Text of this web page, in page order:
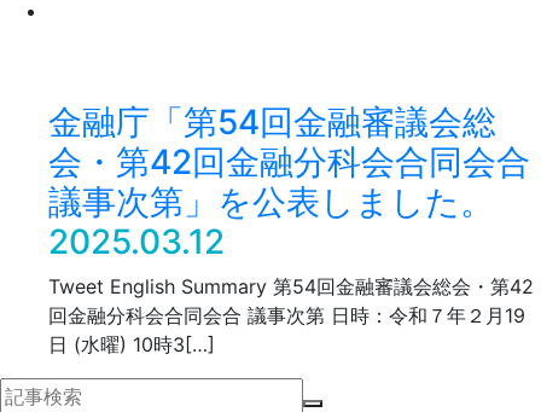
金融庁「第54回金融審議会総
会・第42回金融分科会合同会合
議事次第」を公表しました。
2025.03.12
Tweet English Summary 第54回金融審議会総会・第42
回金融分科会合同会合 議事次第 日時：令和７年２月19
日 (水曜) 10時3[…]